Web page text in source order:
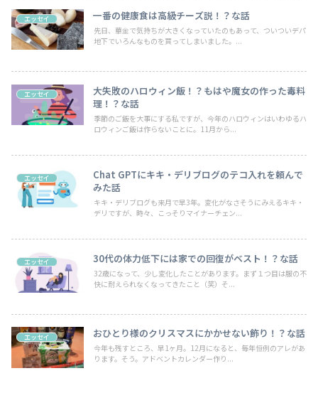
エッセイ 一番の健康食は高級チーズ説！？な話
先日、華金で気持ちが大きくなっていたのもあって、ついついデパ
地下でいろんなものを買ってしまいました。...
エッセイ
大失敗のハロウィン飯！？もはや魔女の作った毒料
理！？な話
季節のご飯を大事にする私ですが、今年のハロウィンはいわゆるハ
ロウィンご飯は作らないことに。11月から...
エッセイ
Chat GPTにキキ・デリブログのテコ入れを頼んで
みた話
キキ・デリブログも来月で早3年。変化がなさそうにみえるキキ・
デリですが、時々、こっそりマイナーチェン...
エッセイ 30代の体力低下には家での回復がベスト！？な話
32歳になって、少し変化したことがあります。まず１つ目は服の不
快に耐えられなくなってきたこと（笑）そ...
エッセイ おひとり様のクリスマスにかかせない飾り！？な話
今年も残すところ、早1ヶ月。12月になると、毎年恒例のアレがあ
ります。そう。アドベントカレンダー作り...